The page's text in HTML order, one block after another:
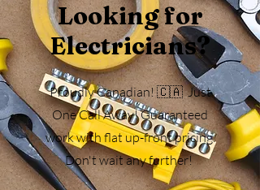
Looking for
Electricians?
Proudly Canadian! 🇨🇦 Just
One Call Away! Guaranteed
work with flat up-front pricing.
Don't wait any further!